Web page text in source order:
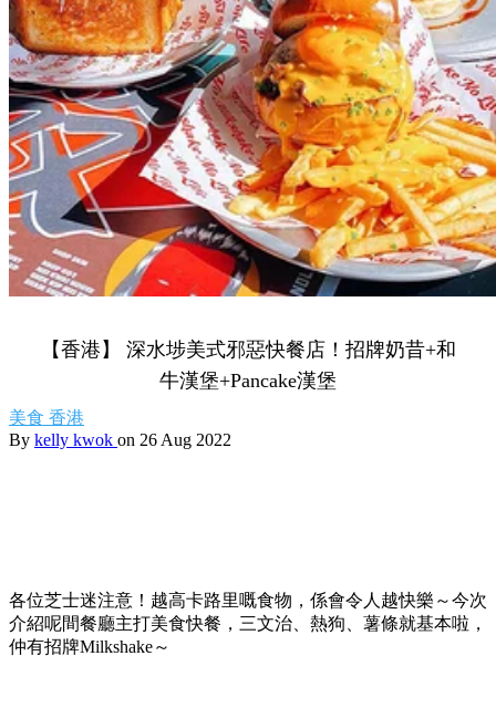
【香港】 深水埗美式邪惡快餐店！招牌奶昔+和
牛漢堡+Pancake漢堡
美食 香港
By kelly kwok on 26 Aug 2022
各位芝士迷注意！ 越高卡路里嘅食物，係會令人越快樂～今次
介紹呢間餐廳主打美食快餐，三文治、熱狗、薯條就基本啦，
仲有招牌Milkshake～